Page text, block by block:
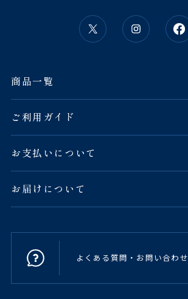
商品一覧
ご利用ガイド
お支払いについて
お届けについて
よくある質問・お問い合わせ